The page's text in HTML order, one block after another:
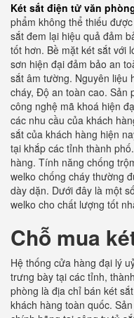
Két sắt điện tử văn
phẩm không thể thiếu
sắt đem lại hiệu quả đảm
tốt hơn. Bề mặt két sắt với
sơn hiện đại đảm bảo an
sắt âm tường. Nguyên liệu
cháy, Độ an toàn cao. Sản
công nghệ mã khoá hiện
các nhu cầu của khách
sắt của khách hàng hiện
tại khắp các tỉnh thành
hàng. Tính năng chống
welko chống cháy thường
dày dặn. Dưới đây là một
welko cho chất lượng tốt
Chỗ mua
Hệ thống cửa hàng đại lý
trưng bày tại các tỉnh,
phòng là địa chỉ bán két
khách hàng toàn quốc.